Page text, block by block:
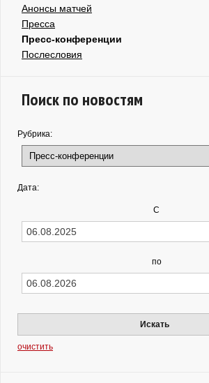
Анонсы матчей
Пресса
Пресс-конференции
Послесловия
Поиск по новостям
Рубрика:
Дата:
С
по
Искать
очистить